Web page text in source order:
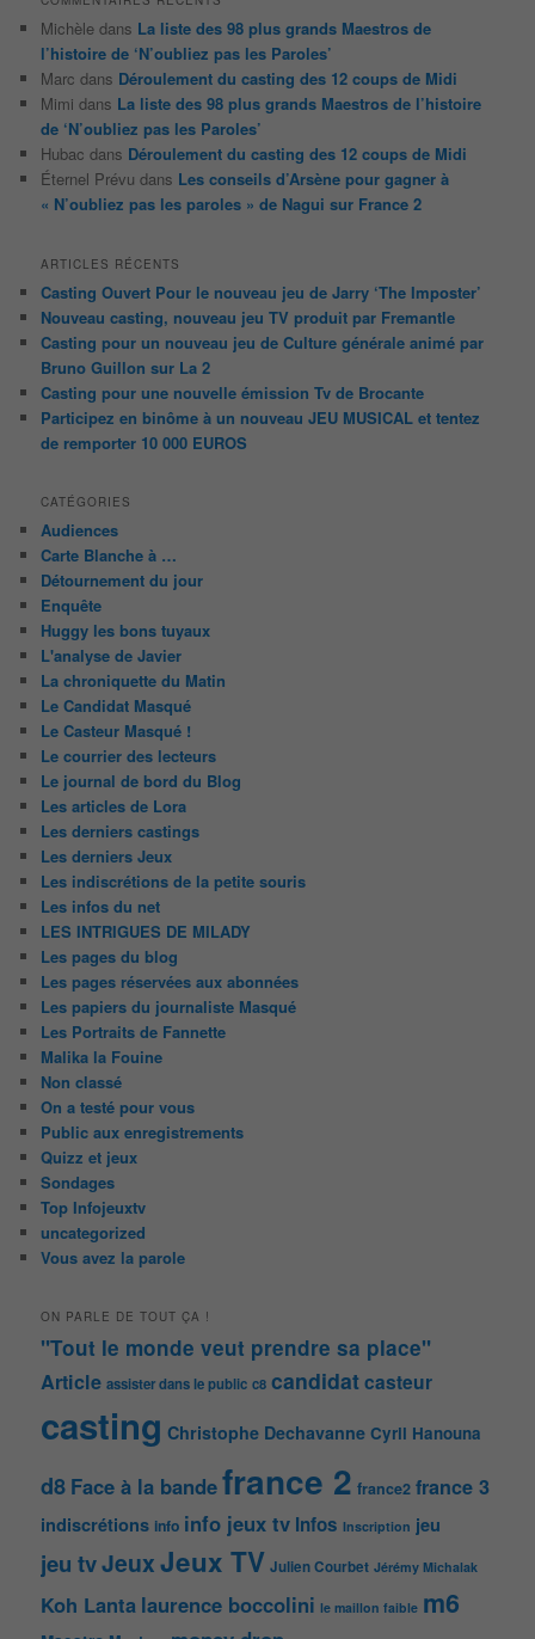
Michèle dans La liste des 98 plus grands Maestros de
l’histoire de ‘N’oubliez pas les Paroles’
Marc dans Déroulement du casting des 12 coups de Midi
Mimi dans La liste des 98 plus grands Maestros de l’histoire
de ‘N’oubliez pas les Paroles’
Hubac dans Déroulement du casting des 12 coups de Midi
Éternel Prévu dans Les conseils d’Arsène pour gagner à
« N’oubliez pas les paroles » de Nagui sur France 2
ARTICLES RÉCENTS
Casting Ouvert Pour le nouveau jeu de Jarry ‘The Imposter’
Nouveau casting, nouveau jeu TV produit par Fremantle
Casting pour un nouveau jeu de Culture générale animé par
Bruno Guillon sur La 2
Casting pour une nouvelle émission Tv de Brocante
Participez en binôme à un nouveau JEU MUSICAL et tentez
de remporter 10 000 EUROS
CATÉGORIES
Audiences
Carte Blanche à …
Détournement du jour
Enquête
Huggy les bons tuyaux
L'analyse de Javier
La chroniquette du Matin
Le Candidat Masqué
Le Casteur Masqué !
Le courrier des lecteurs
Le journal de bord du Blog
Les articles de Lora
Les derniers castings
Les derniers Jeux
Les indiscrétions de la petite souris
Les infos du net
LES INTRIGUES DE MILADY
Les pages du blog
Les pages réservées aux abonnées
Les papiers du journaliste Masqué
Les Portraits de Fannette
Malika la Fouine
Non classé
On a testé pour vous
Public aux enregistrements
Quizz et jeux
Sondages
Top Infojeuxtv
uncategorized
Vous avez la parole
ON PARLE DE TOUT ÇA !
"Tout le monde veut prendre sa place"
Article assister dans le public c8 candidatcasteur
casting Christophe Dechavanne Cyril Hanouna
d8 Face à la bandefrance 2 france2 france 3
indiscrétions info info jeux tv Infos Inscription jeu
jeu tvJeuxJeux TV Julien Courbet Jérémy Michalak
Koh Lanta laurence boccolini le maillon faible m6